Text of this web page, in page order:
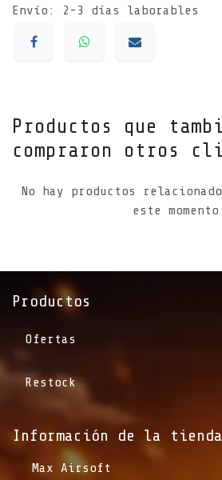
Envío: 2-3 días laborables
Productos que
compraron otros
No hay productos
este momento.
Productos
Ofertas
Restock
Información de la tienda​
​Max Airsoft